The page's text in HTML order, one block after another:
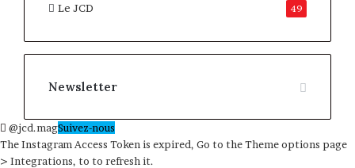
Le JCD 49
Newsletter
@jcd.magSuivez-nous
The Instagram Access Token is expired, Go to the Theme options page
> Integrations, to to refresh it.